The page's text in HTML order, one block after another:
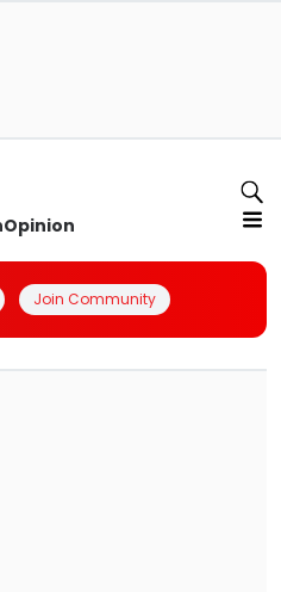
Opinion
Join Community